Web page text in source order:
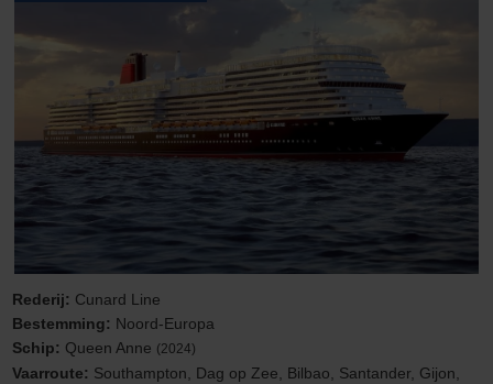
Rederij: Cunard Line
Bestemming: Noord-Europa
Schip: Queen Anne (2024)
Vaarroute: Southampton, Dag op Zee, Bilbao, Santander, Gijon,